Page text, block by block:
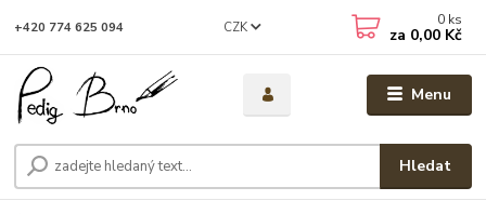
Menu
CZK
Hledat
+420 774 625 094 0 ks
za 0,00 Kč